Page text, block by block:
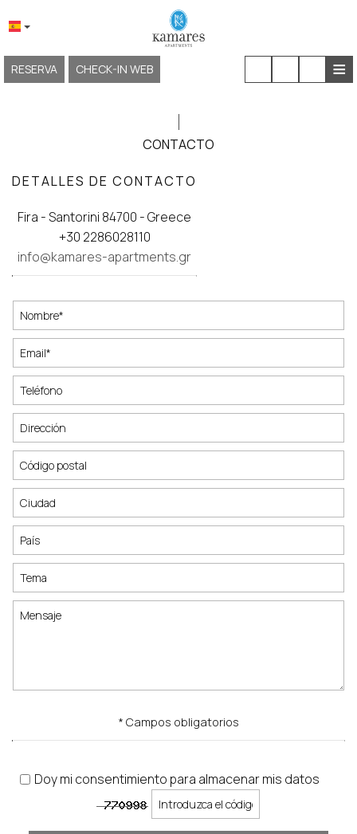
≡
RESERVA CHECK-IN WEB
SOBRE NOSOTROS
INSTALACIONES Y SERVICIOS
EXPERIENCIAS
GALERÍA
KAMARES NEOKLASSIKO
CONTACTO
CONTACTO
DETALLES DE CONTACTO
Fira - Santorini 84700 - Greece
+30 2286028110
info@kamares-apartments.gr
* Campos obligatorios
Doy mi consentimiento para almacenar mis datos